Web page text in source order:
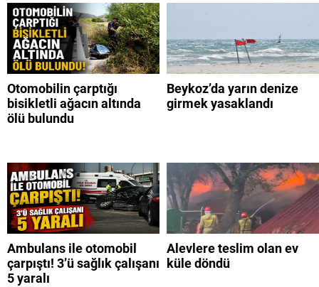
Otomobilin çarptığı
bisikletli ağacın altında
ölü bulundu
Beykoz’da yarın denize
girmek yasaklandı
Ambulans ile otomobil
çarpıştı! 3’ü sağlık çalışanı
5 yaralı
Alevlere teslim olan ev
küle döndü